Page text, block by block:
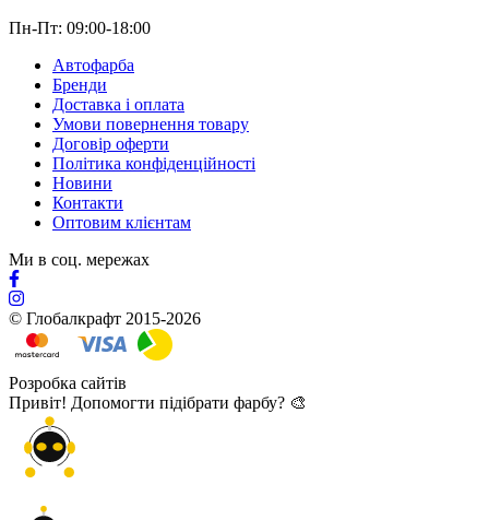
Пн-Пт: 09:00-18:00
Автофарба
Бренди
Доставка і оплата
Умови повернення товару
Договір оферти
Політика конфіденційності
Новини
Контакти
Оптовим клієнтам
Ми в соц. мережах
© Глобалкрафт 2015-2026
Розробка сайтів
Привіт! Допомогти підібрати фарбу? 🎨